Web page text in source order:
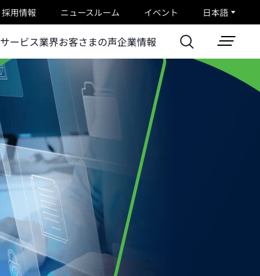
採用情報 ニュースルーム イベント 日本語
サービス業界お客さまの声企業情報